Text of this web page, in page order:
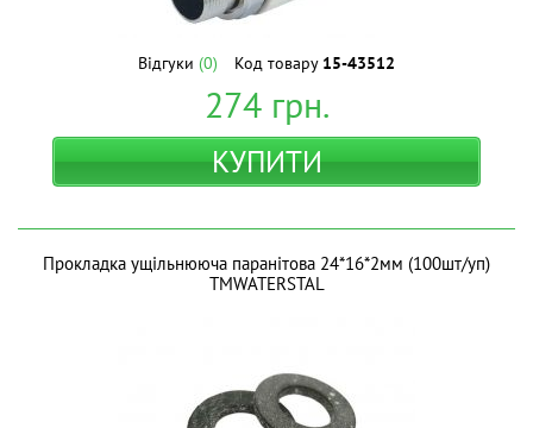
Відгуки (0) Код товару 15-43512
274грн.
КУПИТИ
Прокладка ущільнююча паранітова 24*16*2мм (100шт/уп)
ТМWATERSTAL